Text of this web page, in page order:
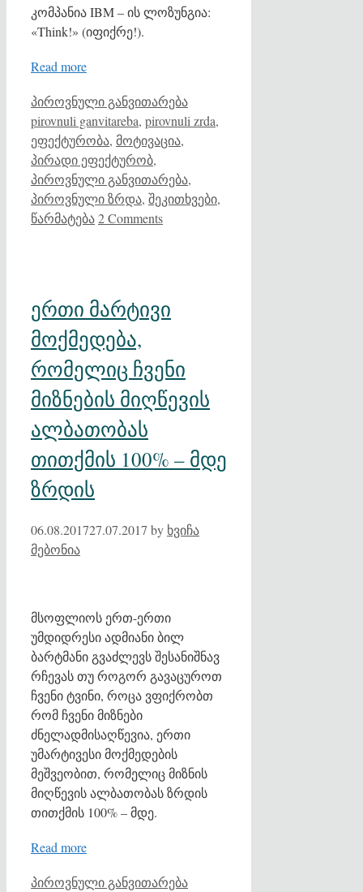
კომპანია IBM – ის ლოზუნგია:
«Think!» (იფიქრე!).
Read more
Categories
პიროვნული განვითარებაTags
pirovnuli ganvitareba, pirovnuli zrda,
ეფექტურობა, მოტივაცია,
პირადი ეფექტურობ,
პიროვნული განვითარება,
პიროვნული ზრდა, შეკითხვები,
წარმატება2 Comments
ერთი მარტივი
მოქმედება,
რომელიც ჩვენი
მიზნების მიღწევის
ალბათობას
თითქმის 100% – მდე
ზრდის
06.08.201727.07.2017 by ხვიჩა
მებონია
მსოფლიოს ერთ-ერთი
უმდიდრესი ადმიანი ბილ
ბარტმანი გვაძლევს შესანიშნავ
რჩევას თუ როგორ გავაცუროთ
ჩვენი ტვინი, როცა ვფიქრობთ
რომ ჩვენი მიზნები
ძნელადმისაღწევია, ერთი
უმარტივესი მოქმედების
მეშვეობით, რომელიც მიზნის
მიღწევის ალბათობას ზრდის
თითქმის 100% – მდე.
Read more
Categories
პიროვნული განვითარებაTags